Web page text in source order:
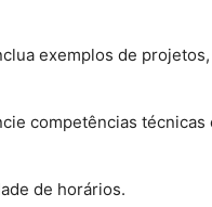
exemplos de
competências
de horários.